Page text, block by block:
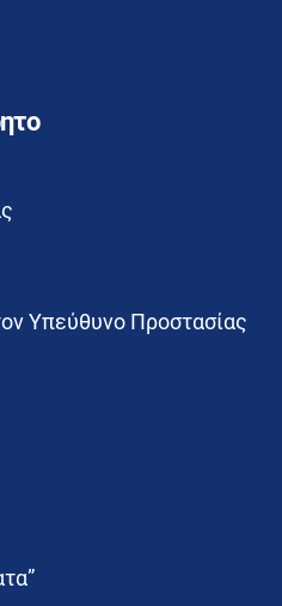
Υπεύθυνο Προστασίας